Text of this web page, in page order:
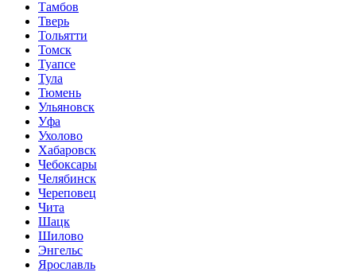
Тамбов
Тверь
Тольятти
Томск
Туапсе
Тула
Тюмень
Ульяновск
Уфа
Ухолово
Хабаровск
Чебоксары
Челябинск
Череповец
Чита
Шацк
Шилово
Энгельс
Ярославль